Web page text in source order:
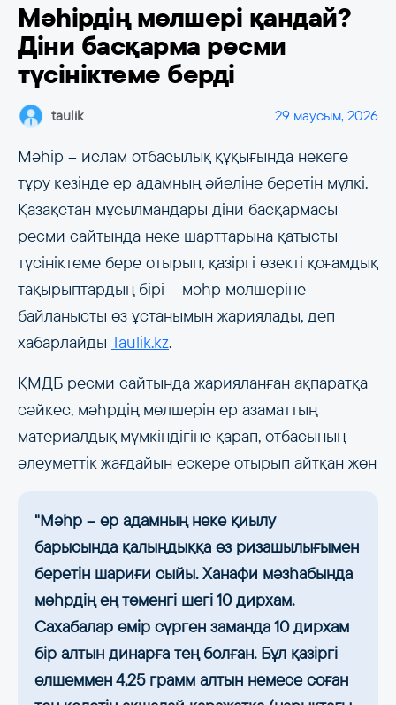
Мәһірдің мөлшері қандай?
Діни басқарма ресми
түсініктеме берді
taulik 29 маусым, 2026
Мәһір – ислам отбасылық құқығында некеге
тұру кезінде ер адамның әйеліне беретін мүлкі.
Қазақстан мұсылмандары діни басқармасы
ресми сайтында неке шарттарына қатысты
түсініктеме бере отырып, қазіргі өзекті қоғамдық
тақырыптардың бірі – мәһр мөлшеріне
байланысты өз ұстанымын жариялады, деп
хабарлайды Taulik.kz.
ҚМДБ ресми сайтында жарияланған ақпаратқа
сәйкес, мәһрдің мөлшерін ер азаматтың
материалдық мүмкіндігіне қарап, отбасының
әлеуметтік жағдайын ескере отырып айтқан жөн
"Мәһр – ер адамның неке қиылу
барысында қалыңдыққа өз ризашылығымен
беретін шариғи сыйы. Ханафи мәзһабында
мәһрдің ең төменгі шегі 10 дирхам.
Сахабалар өмір сүрген заманда 10 дирхам
бір алтын динарға тең болған. Бұл қазіргі
өлшеммен 4,25 грамм алтын немесе соған